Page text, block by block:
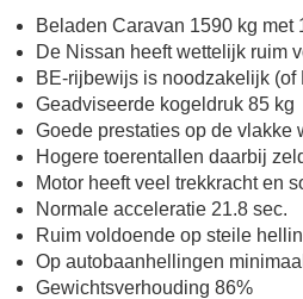
Beladen Caravan 1590 kg met
De Nissan heeft wettelijk ruim
BE-rijbewijs is noodzakelijk (of
Geadviseerde kogeldruk 85 kg
Goede prestaties op de vlakke
Hogere toerentallen daarbij
Motor heeft veel trekkracht en
Normale acceleratie 21.8 sec.
Ruim voldoende op steile
Op autobaanhellingen
Gewichtsverhouding 86%